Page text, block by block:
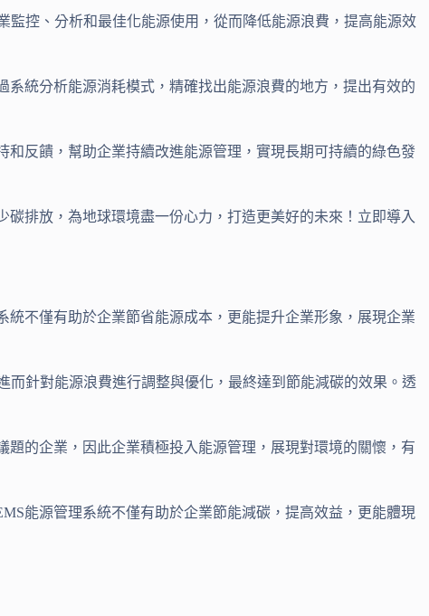
控、分析和最佳化能源使用，從而降低能源浪費，提高能源效
統分析能源消耗模式，精確找出能源浪費的地方，提出有效的
反饋，幫助企業持續改進能源管理，實現長期可持續的綠色發
排放，為地球環境盡一份心力，打造更美好的未來！立即導入
不僅有助於企業節省能源成本，更能提升企業形象，展現企業
針對能源浪費進行調整與優化，最終達到節能減碳的效果。透
的企業，因此企業積極投入能源管理，展現對環境的關懷，有
能源管理系統不僅有助於企業節能減碳，提高效益，更能體現